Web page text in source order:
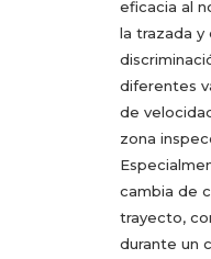
eficacia al
la trazada y
diferentes
de
zona
cambia de
trayecto,
durante un